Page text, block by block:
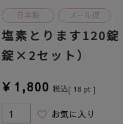
日本製 メール便
塩素とります120
錠×2セット）
¥ 1,800 税込[ 18 pt ]
お気に入り